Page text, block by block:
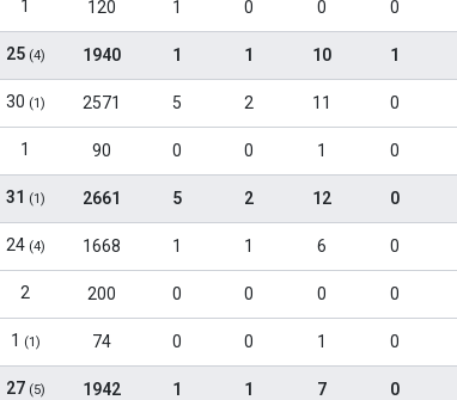
1 120 1 0 0 0
25 (4) 1940 1 1 10 1
30 (1) 2571 5 2 11 0
1 90 0 0 1 0
31 (1) 2661 5 2 12 0
24 (4) 1668 1 1 6 0
2 200 0 0 0 0
1 (1) 74 0 0 1 0
27 (5) 1942 1 1 7 0